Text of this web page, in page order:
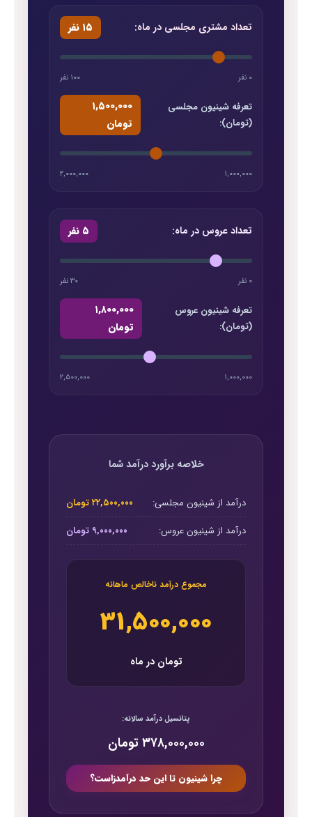
تعداد مشتری مجلسی در ماه: ۱۵ نفر
۰ نفر ۱۰۰ نفر
تعرفه شینیون مجلسی
(تومان):
۱,۵۰۰,۰۰۰
تومان
۱,۰۰۰,۰۰۰ ۲,۰۰۰,۰۰۰
تعداد عروس در ماه: ۵ نفر
۰ نفر ۳۰ نفر
تعرفه شینیون عروس
(تومان):
۱,۸۰۰,۰۰۰
تومان
۱,۰۰۰,۰۰۰ ۲,۵۰۰,۰۰۰
خلاصه برآورد درآمد شما
درآمد از شینیون مجلسی:
۲۲,۵۰۰,۰۰۰ تومان
درآمد از شینیون عروس:
۹,۰۰۰,۰۰۰ تومان
مجموع درآمد ناخالص ماهانه
۳۱,۵۰۰,۰۰۰
تومان در ماه
پتانسیل درآمد سالانه:
۳۷۸,۰۰۰,۰۰۰ تومان
چرا شینیون تا این حد درآمدزاست؟